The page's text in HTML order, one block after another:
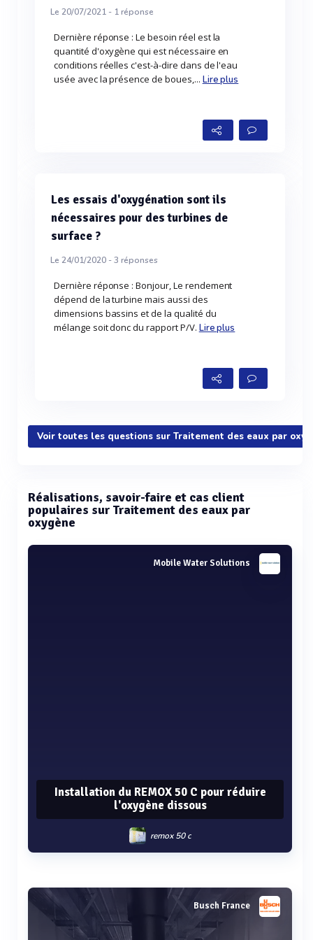
Le 20/07/2021 - 1réponse
Dernière réponse : Le besoin réel est la
quantité d'oxygène qui est nécessaire en
conditions réelles c'est-à-dire dans de l'eau
usée avec la présence de boues,... Lire plus
Les essais d'oxygénation sont ils
nécessaires pour des turbines de
surface ?
Le 24/01/2020 -3 réponses
Dernière réponse : Bonjour, Le rendement
dépend de la turbine mais aussi des
dimensions bassins et de la qualité du
mélange soit donc du rapport P/V. Lire plus
Voir toutes les questions sur Traitement des eaux par
Réalisations, savoir-faire et cas client
populaires sur Traitement des eaux par
oxygène
Mobile Water Solutions
Installation du REMOX 50 C pour réduire
l'oxygène dissous
remox 50 c
Voir plus Busch France